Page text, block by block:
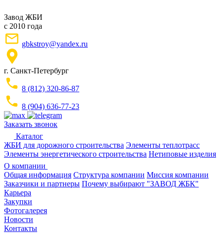
Завод ЖБИ
с 2010 года
gbkstroy@yandex.ru
г. Санкт-Петербург
8 (812) 320-86-87
8 (904) 636-77-23
Заказать звонок
Каталог
ЖБИ для дорожного строительства Элементы теплотрасс
Элементы энергетического строительства Нетиповые изделия
О компании
Общая информация Структура компании Миссия компании
Заказчики и партнеры Почему выбирают "ЗАВОД ЖБК"
Карьера
Закупки
Фотогалерея
Новости
Контакты